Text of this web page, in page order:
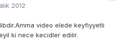
2012
video elede keyfiyyetli
ki nece kecidler edilir.